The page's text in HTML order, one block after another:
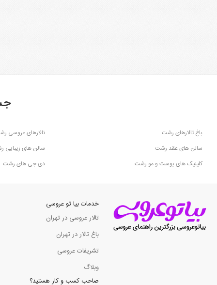
باغ تالارهای رشت
تالارهای عروسی
سالن های عقد رشت
سالن های زیبایی
کلینیک های پوست و مو رشت
دی جی های رشت
خدمات بیا تو عروسی
تالار عروسی در تهران
باغ تالار در تهران
تشریفات عروسی
وبلاگ
صاحب کسب و کار هستید؟